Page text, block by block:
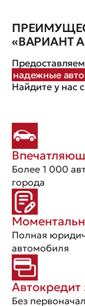
«ВАРИАНТ
надежные
Найдите у нас
Более 1 000
города
Полная
автомобиля
Автокредит
Без